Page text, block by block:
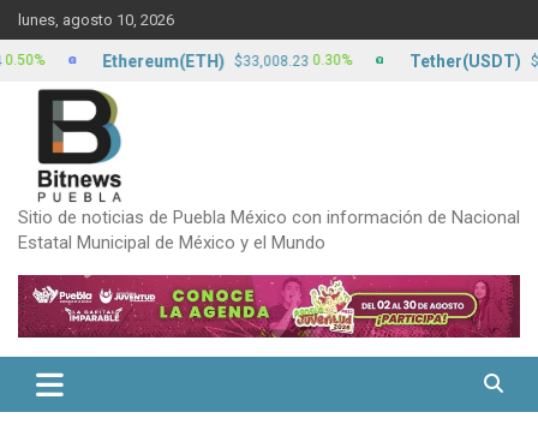
Skip
to
content
lunes, agosto 10, 2026
Sitio de noticias de Puebla México con información de Nacional
Estatal Municipal de México y el Mundo
Ethereum(ETH) $33,008.23 0.30% Tether(USDT) $17.13